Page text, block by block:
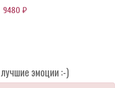
9480 руб.
эмоции :-)